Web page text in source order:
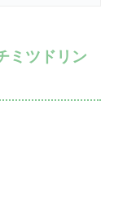
ミツドリン